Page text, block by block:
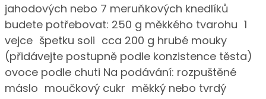
jahodových nebo 7 meruňkových knedlíků
budete potřebovat: 250 g měkkého tvarohu 1
vejce špetku soli cca 200 g hrubé mouky
(přidávejte postupně podle konzistence těsta)
ovoce podle chuti Na podávání: rozpuštěné
máslo moučkový cukr měkký nebo tvrdý